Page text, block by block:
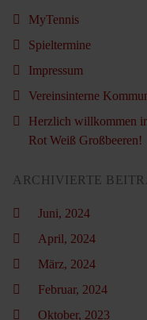
MyTennis
Spieltermine
Impressum
Vereinsinterne
Herzlich willkommen
Rot Weiß Großbeeren!
ARCHIVIERTE
Juni, 2024
April, 2024
März, 2024
Februar, 2024
Oktober, 2023